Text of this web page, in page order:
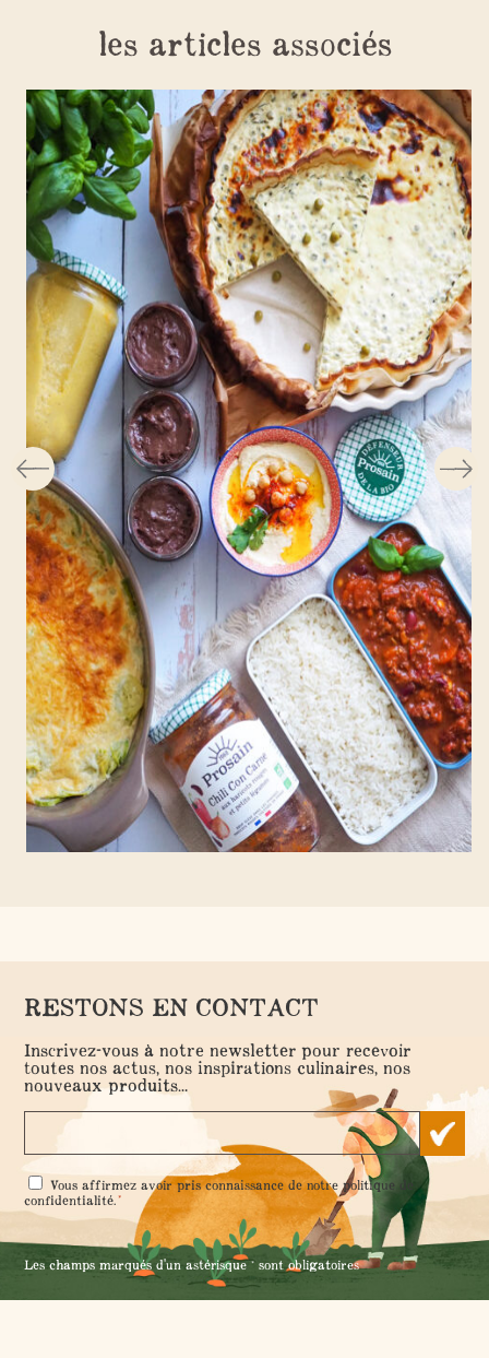
les articles associés
RESTONS EN CONTACT
Inscrivez-vous à notre newsletter pour recevoir
toutes nos actus, nos inspirations culinaires, nos
nouveaux produits...
RGPD
*
Vous affirmez avoir pris connaissance de notrepolitique de
confidentialité.*
Les champs marqués d'un astérisque * sont obligatoires